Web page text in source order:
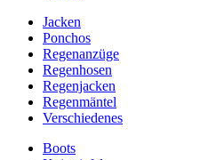
Jacken
Ponchos
Regenanzüge
Regenhosen
Regenjacken
Regenmäntel
Verschiedenes
Boots